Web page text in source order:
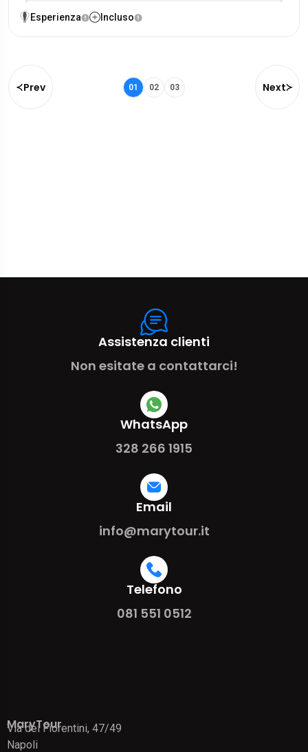
Esperienza Incluso
Prev 01 02 03 Next
Assistenza clienti
Non esitate a contattarci!
WhatsApp
328 266 1915
Email
info@marytour.it
Telefono
081 551 0512
MaryTour
Via dei Fiorentini, 47/49
Napoli